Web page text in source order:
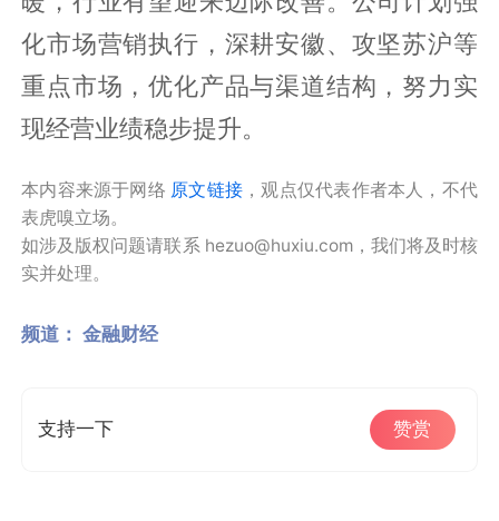
化市场营销执行，深耕安徽、攻坚苏沪等
重点市场，优化产品与渠道结构，努力实
现经营业绩稳步提升。
本内容来源于网络 原文链接 ，观点仅代表作者本人，不代
表虎嗅立场。
如涉及版权问题请联系 hezuo@huxiu.com，我们将及时核
实并处理。
频道： 金融财经
支持一下 赞赏